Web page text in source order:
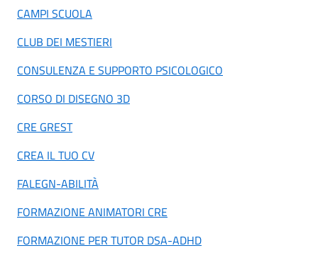
CAMPI SCUOLA
CLUB DEI MESTIERI
CONSULENZA E SUPPORTO PSICOLOGICO
CORSO DI DISEGNO 3D
CRE GREST
CREA IL TUO CV
FALEGN-ABILITÀ
FORMAZIONE ANIMATORI CRE
FORMAZIONE PER TUTOR DSA-ADHD